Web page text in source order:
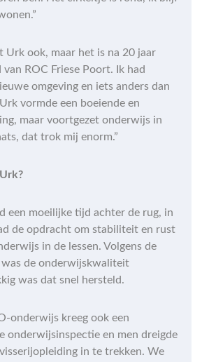
Urk ook, maar het is na 20 jaar
ROC Friese Poort. Ik had
omgeving en iets anders dan
vormde een boeiende en
maar voortgezet onderwijs in
dat trok mij enorm.”
een moeilijke tijd achter de rug, in
de opdracht om stabiliteit en rust
in de lessen. Volgens de
de onderwijskwaliteit
was dat snel hersteld.
onderwijs kreeg ook een
onderwijsinspectie en men dreigde
in te trekken. We